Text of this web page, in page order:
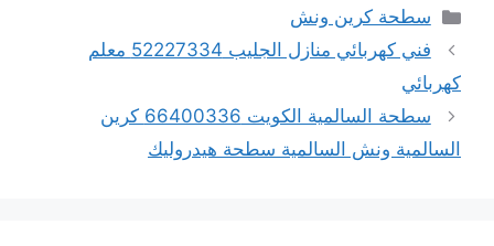
التصنيفات
سطحة كرين ونش
فني كهربائي منازل الجليب 52227334 معلم
كهربائي
سطحة السالمية الكويت 66400336 كرين
السالمية ونش السالمية سطحة هيدروليك